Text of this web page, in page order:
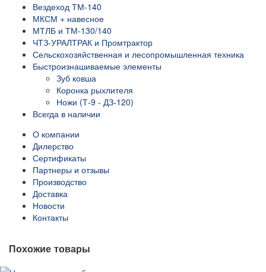
Вездеход ТМ-140
МКСМ + навесное
МТЛБ и ТМ-130/140
ЧТЗ-УРАЛТРАК и Промтрактор
Сельскохозяйственная и лесопромышленная техника
Быстроизнашиваемые элементы
Зуб ковша
Коронка рыхлителя
Ножи (Т-9 - ДЗ-120)
Всегда в наличии
О компании
Дилерство
Сертификаты
Партнеры и отзывы
Производство
Доставка
Новости
Контакты
Похожие товары